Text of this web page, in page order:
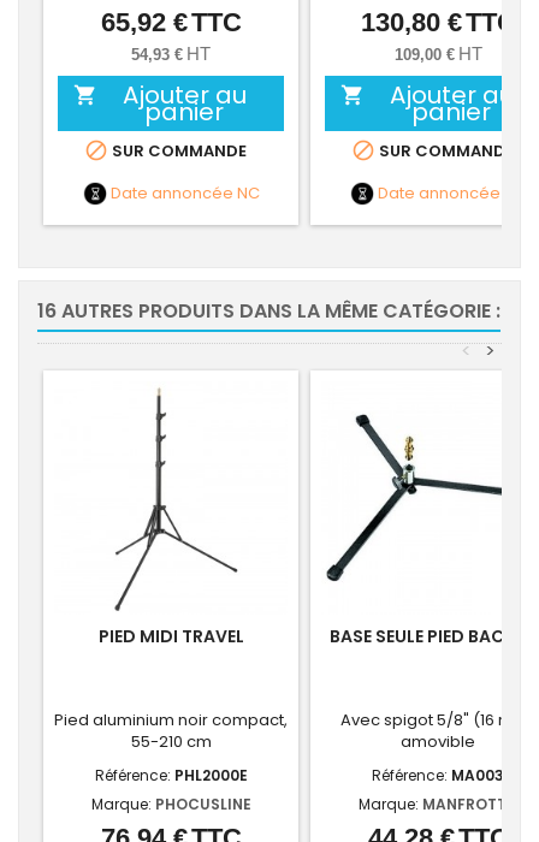
Prix
65,92 €TTC
54,93 € HT
 Ajouter au
panier
 SUR COMMANDE
Date annoncée NC
Prix
130,80 €TTC
109,00 € HT
 Ajouter au
panier
 SUR COMMANDE
Date annoncée
16 AUTRES PRODUITS DANS LA MÊME CATÉGORIE :
>
<
PIED MIDI TRAVEL
Pied aluminium noir compact,
55-210 cm
Référence: PHL2000E
Marque: PHOCUSLINE
Prix
BASE SEULE PIED
Avec spigot 5/8" (16 mm)
amovible
Référence: MA003
Marque: MANFROTTO
Prix